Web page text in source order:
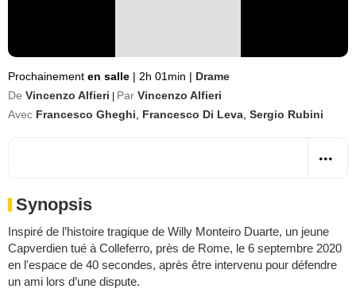
Prochainement en salle | 2h 01min | Drame
De Vincenzo Alfieri Par Vincenzo Alfieri
Avec Francesco Gheghi Francesco Di Leva Sergio Rubini
Synopsis
Inspiré de l’histoire tragique de Willy Monteiro Duarte, un jeune
Capverdien tué à Colleferro, près de Rome, le 6 septembre 2020
en l'espace de 40 secondes, après être intervenu pour défendre
un ami lors d’une dispute.